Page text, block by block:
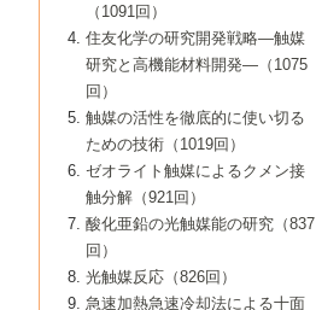
8号 若手研究者による触媒研究の未来展望
2：大学・研究所編
8号 イオン液体の応用
8号 多機能型リアクター
8号 超臨界流体を用いた化学プロセスの新
6号 第94回触媒討論会
7号 サブナノレベルでみた新しい表面現象
8号 オレフィン重合触媒の新たな展
5号 基礎化学品製造の触媒技術
6号 第92回触媒討論会
7号 基礎化学品製造の触媒技術
8号 資源の循環と触媒技術
4号 ナノ材料の調製と機能化
5号 こんな触媒が欲しい
6号 第90回触媒討論会
7号 触媒研究と学術雑誌/情報
8号 若い世代からみた触媒化学の現状と未
3号 生体触媒とバイオプロセス
4号 水素製造・利用の触媒化学
5号 触媒研究における新しい切り口：コン
ビナトリアルケミストリー
6号 第88回触媒討論会特集号
7号 企業における触媒研究のブレークスル
8号 この材料を触媒として使ってみません
2号 第85回触媒討論会
3号 反応ダイナミクス
5号 触媒のおもしろさをどのように伝える
6号 第86回触媒討論会
7号 水素化精製触媒の新しい展開
8号 新しい反応性と機能性を目指した金属
クラスタ-化学
1号 孔、穴、あな?-特異な空間とその利用-
2号 第83回触媒討論会
3号 均一系触媒反応最前線
4号 実用炭素材料の新展開
5号 研究の方法論を考える
7号 機能性金属材料と触媒
8号 触媒研究へのNMRの応用と展望
▼40巻（1998年）
進展と21世紀への提言/創立40周年記念・触
媒学会この10年の歩みとこれから/創立40周
2号 第81回触媒討論会
3号 計算機触媒化学へのさそい
4号 触媒劣化の制御と予測
5号 最新の実用プロセスと触媒
6号 第82回触媒討論会
1号 均一系と不均一系触媒反応-その特徴と
接点
2号 第79回触媒討論会
3号 最新NO除去触媒の実用化研究
4号 新しい反応場を目指した触媒調製
5号 反応・分離技術の新しい展開
6号 第80回触媒討論会
▼38巻（1996年）
1号 触媒の構造と触媒作用/C1化学を中心と
する21世紀への触媒
3号 オリンピックメダル:金・銀・銅はどん
な触媒作用を示すか
4号 触媒作用における機能の複合化
▼37巻（1995年）
1号 ファインケミカルズと固体触媒
2号 第75回触媒討論会
3号 希土類を利用した触媒
4号 触媒とリサイクル
5号 エネルギー変換触媒
▼36巻（1994年）
1号 電気化学と触媒
2号 第73回触媒討論会
3号 C4化学の展開
4号 《通常号》
▼35巻（1993年）
1号 工業触媒開発マニュアル―探索から工
業化まで
2号 第71回触媒討論会
▼34巻（1992年）
1号 インパクトを与えたこの研究
2号 第69回触媒討論会
▼33巻（1991年）
1号 触媒プロセス開発マニュアル―探索か
▼32巻（1990年）
（1091回）
住友化学の研究開発戦略―触媒
研究と高機能材料開発―（1075
回）
触媒の活性を徹底的に使い切る
ための技術（1019回）
ゼオライト触媒によるクメン接
触分解（921回）
酸化亜鉛の光触媒能の研究（837
回）
光触媒反応（826回）
急速加熱急速冷却法による十面